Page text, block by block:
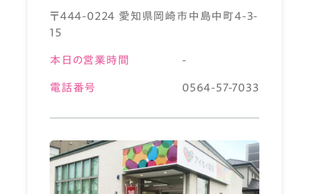
〒444-0224 愛知県岡崎市中島中町4-3-
15
本日の営業時間 -
電話番号 0564-57-7033